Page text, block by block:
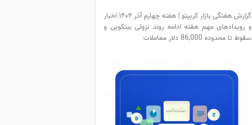
گزارش هفتگی بازار کریپتو | هفته چهارم آذر ۱۴۰۴ اخبار
و رویدادهای مهم هفته ادامه روند نزولی بیتکوین و
سقوط تا محدوده 86,000 دلار معاملات